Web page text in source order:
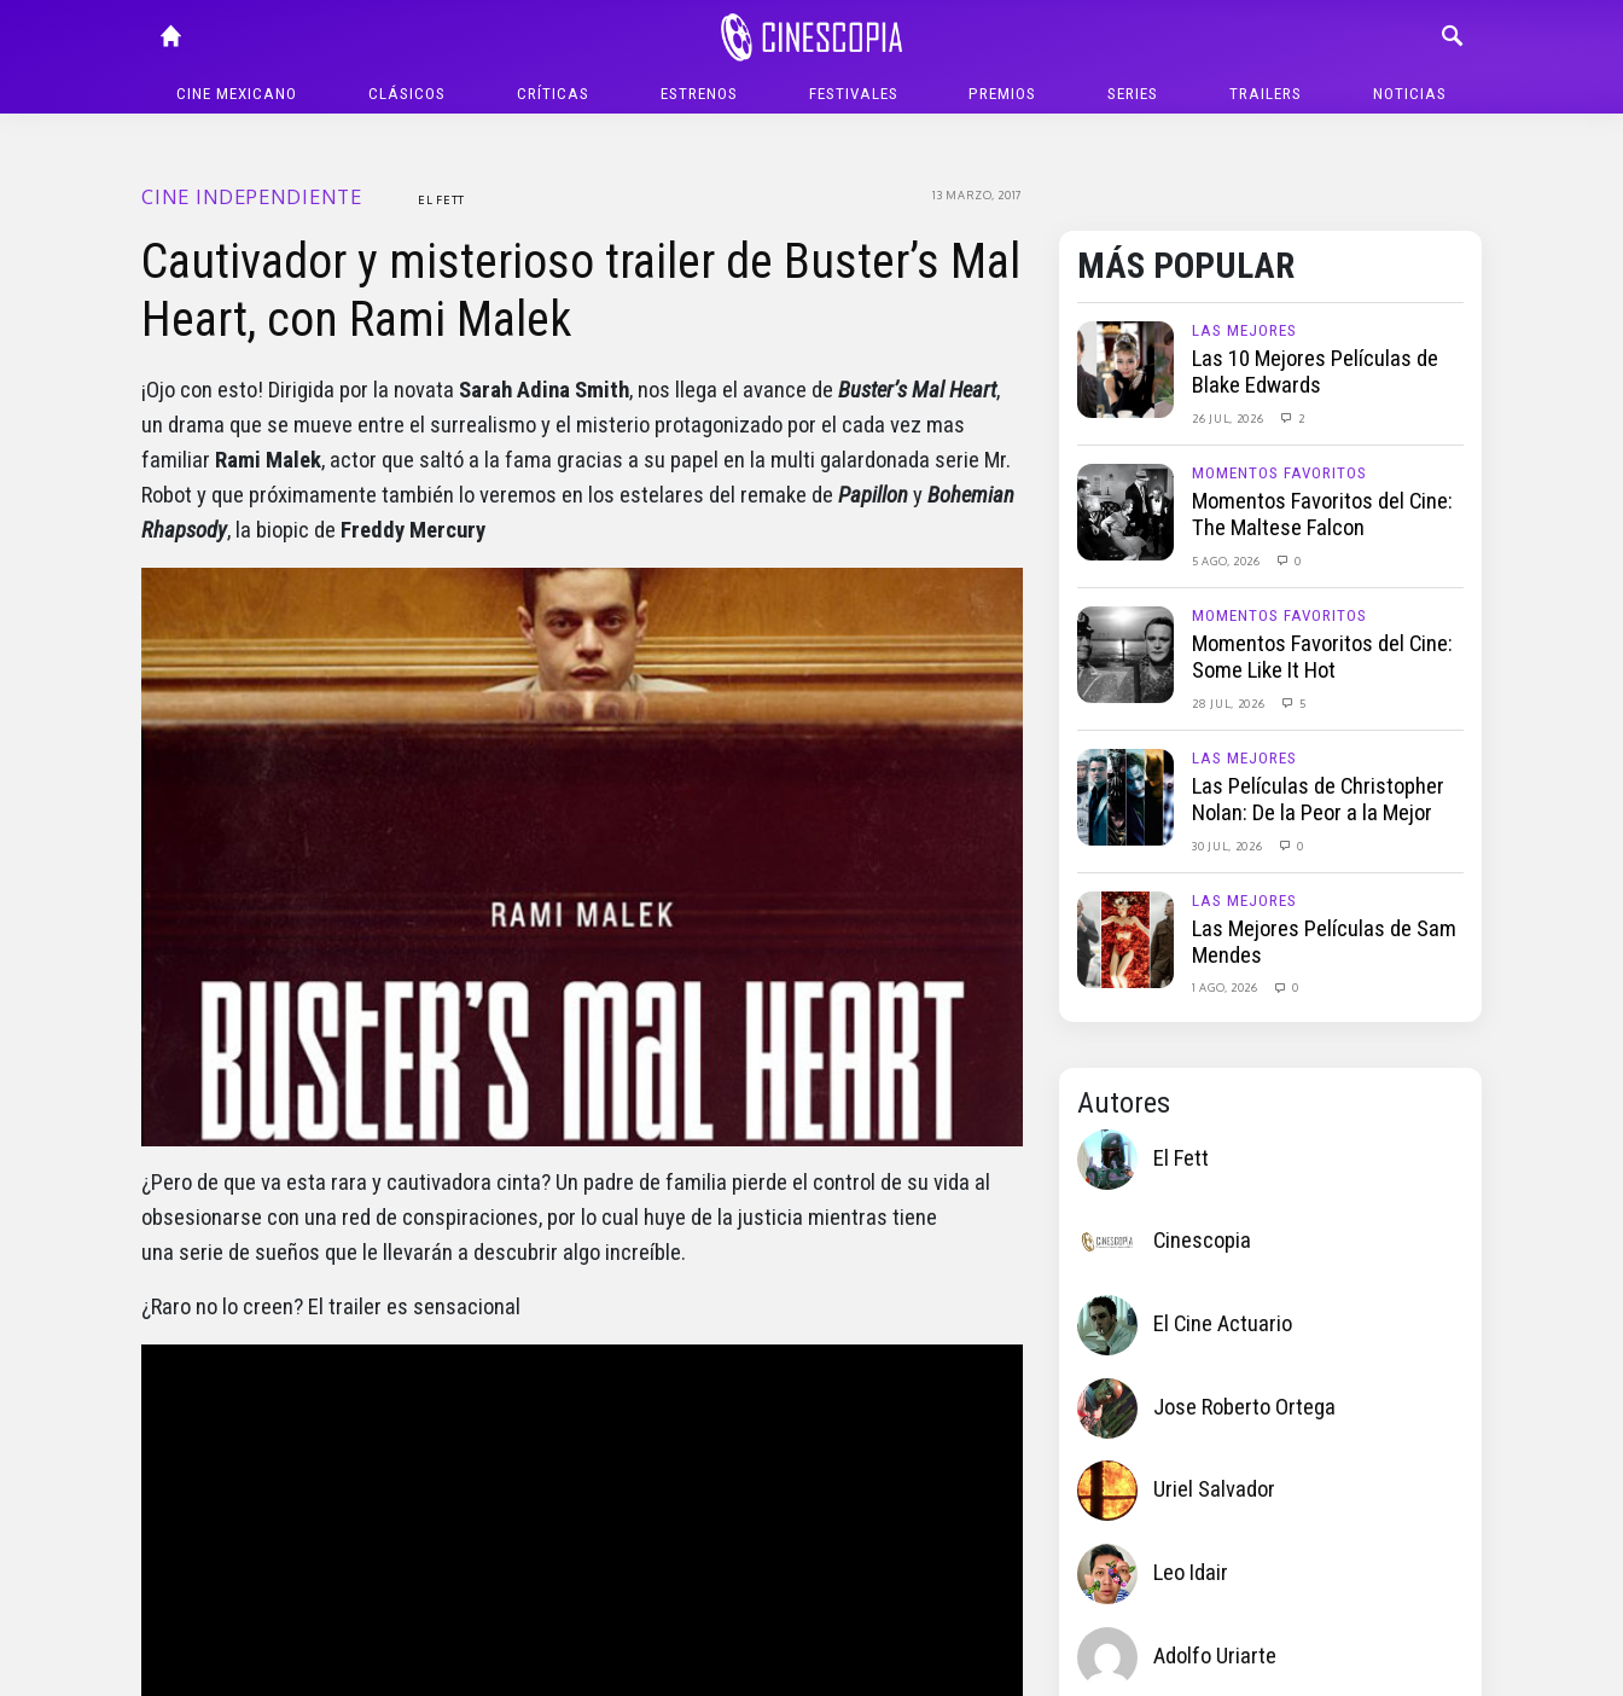
CINE MEXICANO CLÁSICOS CRÍTICAS ESTRENOS FESTIVALES PREMIOS SERIES TRAILERS NOTICIAS
CINE INDEPENDIENTE 13 MARZO, 2017
EL FETT
Cautivador y misterioso trailer de Buster’s Mal
Heart, con Rami Malek
¡Ojo con esto! Dirigida por la novata Sarah Adina Smith, nos llega el avance de Buster’s Mal Heart,
un drama que se mueve entre el surrealismo y el misterio protagonizado por el cada vez mas
familiar Rami Malek, actor que saltó a la fama gracias a su papel en la multi galardonada serie Mr.
Robot y que próximamente también lo veremos en los estelares del remake de PapillonyBohemian
Rhapsody, la biopic de Freddy Mercury
¿Pero de que va esta rara y cautivadora cinta? Un padre de familia pierde el control de su vida al
obsesionarse con una red de conspiraciones, por lo cual huye de la justicia mientras tiene
una serie de sueños que le llevarán a descubrir algo increíble.
¿Raro no lo creen? El trailer es sensacional
MÁS POPULAR
LAS MEJORES
Las 10 Mejores Películas de
Blake Edwards
26 JUL, 2026 2
MOMENTOS FAVORITOS
Momentos Favoritos del Cine:
The Maltese Falcon
5 AGO, 2026 0
MOMENTOS FAVORITOS
Momentos Favoritos del Cine:
Some Like It Hot
28 JUL, 2026 5
LAS MEJORES
Las Películas de Christopher
Nolan: De la Peor a la Mejor
30 JUL, 2026 0
LAS MEJORES
Las Mejores Películas de Sam
Mendes
1 AGO, 2026 0
Autores
El Fett
Cinescopia
El Cine Actuario
Jose Roberto Ortega
Uriel Salvador
Leo Idair
Adolfo Uriarte